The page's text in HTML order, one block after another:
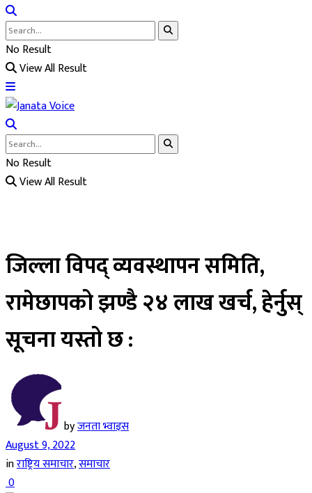
No Result
View All Result
No Result
View All Result
जिल्ला विपद् व्यवस्थापन समिति,
रामेछापको झण्डै २४ लाख खर्च, हेर्नुस्
सूचना यस्तो छ :
byजनता भ्वाइस
August 9, 2022
inराष्ट्रिय समाचार,समाचार
0